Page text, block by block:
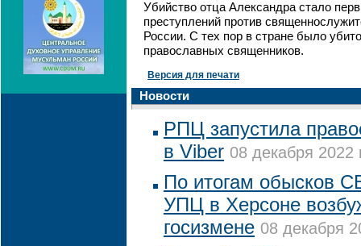
Убийство отца Александра стало
преступлений против
России. С тех пор в стране было
православных священников.
Версия для печати
Новости
РПЦ запустила
в Viber 08 декабря 2022
По итогам обысков
УПЦ в Херсоне
госизмене 08 декабря